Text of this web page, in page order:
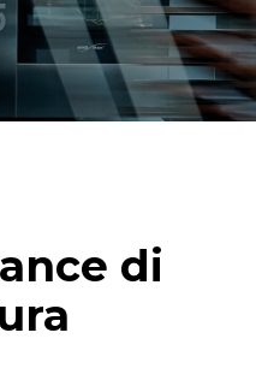
di